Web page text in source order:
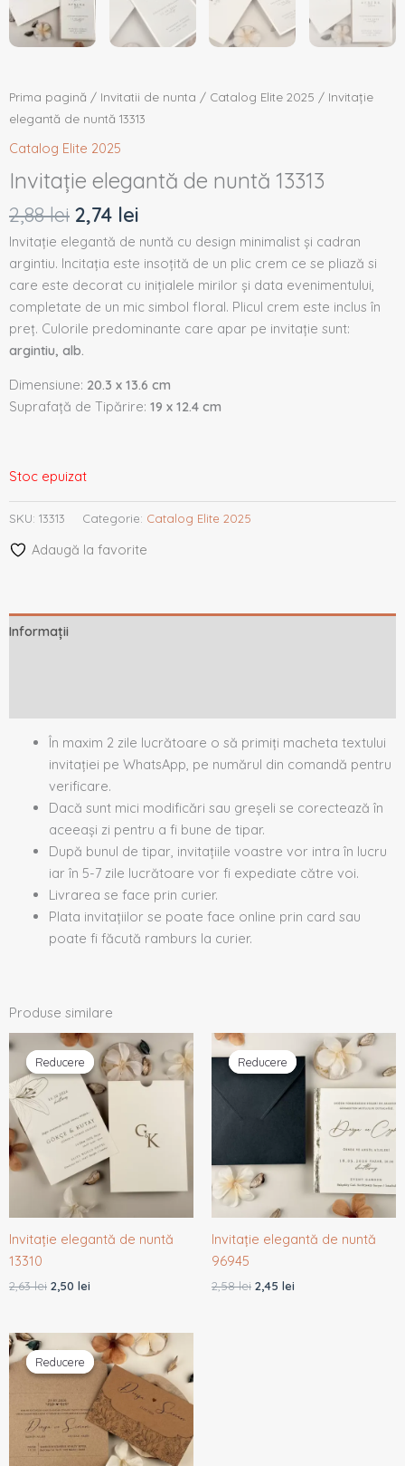
Prima pagină / Invitatii de nunta / Catalog Elite 2025 / Invitație
elegantă de nuntă 13313
Catalog Elite 2025
Invitație elegantă de nuntă 13313
2,88lei 2,74 lei
Invitație elegantă de nuntă cu design minimalist și cadran
argintiu. Incitația este insoțită de un plic crem ce se pliază si
care este decorat cu inițialele mirilor și data evenimentului,
completate de un mic simbol floral. Plicul crem este inclus în
preț. Culorile predominante care apar pe invitație sunt:
argintiu, alb.
Dimensiune: 20.3 x 13.6 cm
Suprafață de Tipărire: 19 x 12.4 cm
Stoc epuizat
SKU: 13313 Categorie: Catalog Elite 2025
Adaugă la favorite
Informații
În maxim 2 zile lucrătoare o să primiți macheta textului
invitației pe WhatsApp, pe numărul din comandă pentru
verificare.
Dacă sunt mici modificări sau greșeli se corectează în
aceeași zi pentru a fi bune de tipar.
După bunul de tipar, invitațiile voastre vor intra în lucru
iar în 5-7 zile lucrătoare vor fi expediate către voi.
Livrarea se face prin curier.
Plata invitațiilor se poate face online prin card sau
poate fi făcută ramburs la curier.
Produse similare
Reducere
Reducere
Invitație elegantă de nuntă
13310
2,63lei
Prețul
inițial
a
2,63 lei.
2,50 lei
Prețul
curent
este:
2,50 lei.
Reducere
Reducere
Invitație elegantă de nuntă
96945
2,58lei
inițial
a
2,58 lei.
2,45 lei
Prețul
curent
este:
2,45 lei.
Reducere
Reducere
inițial
a
1,73 lei.
Prețul
curent
este:
1,64 lei.